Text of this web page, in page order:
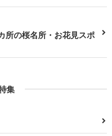
所の桜名所・お花見スポ
集